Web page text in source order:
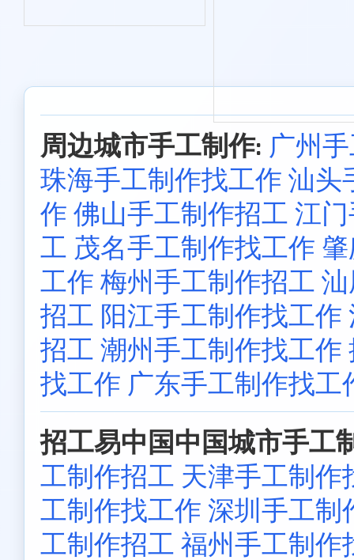
周边城市手工制作: 广州
珠海手工制作找工作 汕头
作 佛山手工制作招工 江
工 茂名手工制作找工作
工作 梅州手工制作招工
招工 阳江手工制作找工作
招工 潮州手工制作找工作
找工作 广东手工制作找工
招工易中国中国城市手工
工制作招工 天津手工制作
工制作找工作 深圳手工制
工制作招工 福州手工制作